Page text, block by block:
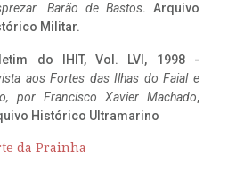
Barão de Bastos. Arquivo
Militar.
do IHIT, Vol. LVI, 1998 -
aos Fortes das Ilhas do Faial e
por Francisco Xavier Machado,
Histórico Ultramarino
da Prainha